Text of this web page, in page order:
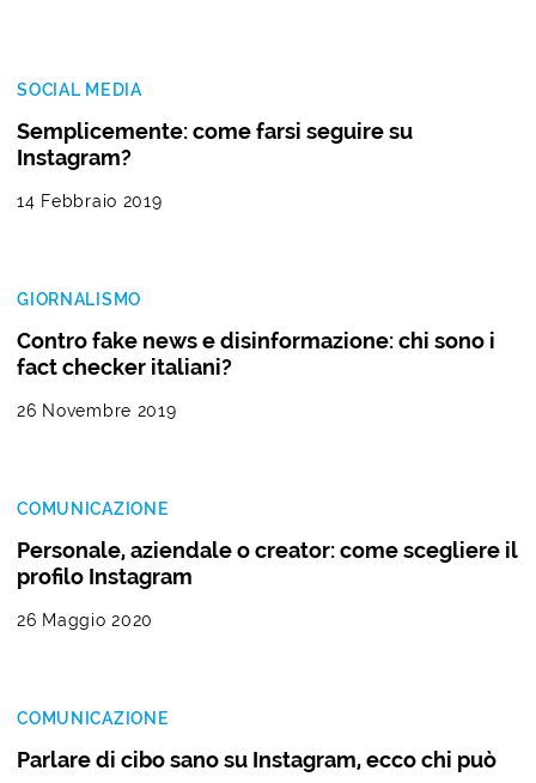
SOCIAL MEDIA
Semplicemente: come farsi seguire su
Instagram?
14 Febbraio 2019
GIORNALISMO
Contro fake news e disinformazione: chi sono i
fact checker italiani?
26 Novembre 2019
COMUNICAZIONE
Personale, aziendale o creator: come scegliere il
profilo Instagram
26 Maggio 2020
COMUNICAZIONE
Parlare di cibo sano su Instagram, ecco chi può